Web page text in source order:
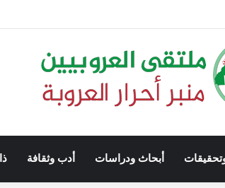
أبحاث ودراسات أدب وثقافة